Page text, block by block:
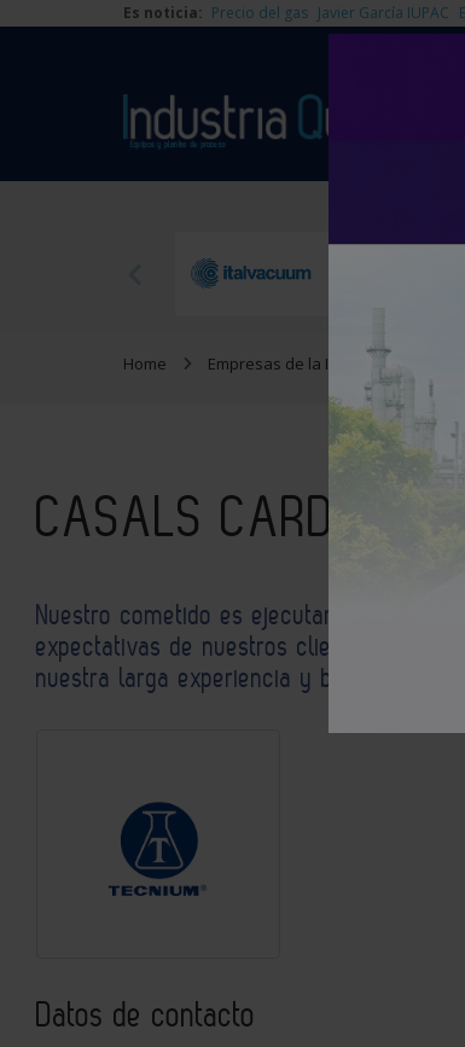
Es noticia: Precio del gas Javier García IUPAC
Home Empresas de la Industria Química
CASALS CARDONA
Nuestro cometido es ejecutar proyectos
expectativas de nuestros clientes, en
nuestra larga experiencia y bajo la
Datos de contacto